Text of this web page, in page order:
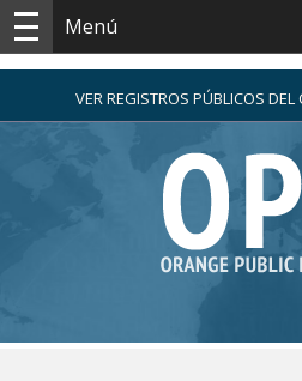
Menú
VER REGISTROS PÚBLICOS